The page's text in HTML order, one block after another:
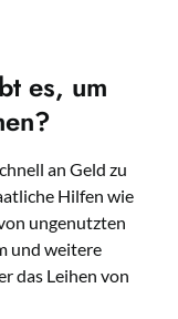
es, um
an Geld zu
Hilfen wie
ungenutzten
und weitere
das Leihen von